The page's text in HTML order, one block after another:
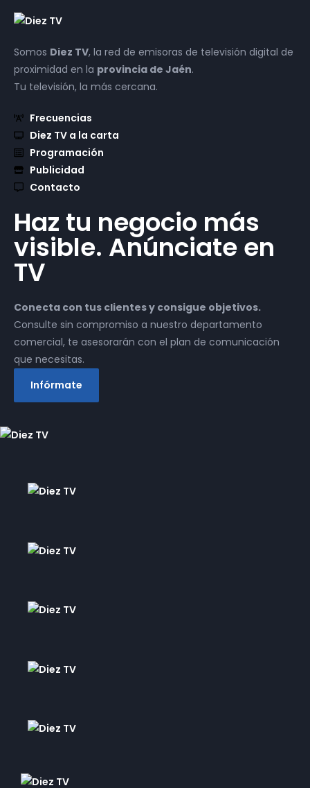
Somos Diez TV, la red de emisoras de televisión digital de
proximidad en la provincia de Jaén.
Tu televisión, la más cercana.
Frecuencias
Diez TV a la carta
Programación
Publicidad
Contacto
Haz tu negocio más
visible. Anúnciate en
TV
Conecta con tus clientes y consigue objetivos.
Consulte sin compromiso a nuestro departamento
comercial, te asesorarán con el plan de comunicación
que necesitas.
Infórmate